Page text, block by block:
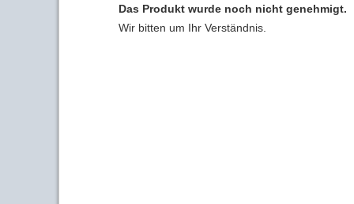
Das Produkt wurde noch nicht genehmigt.
Wir bitten um Ihr Verständnis.